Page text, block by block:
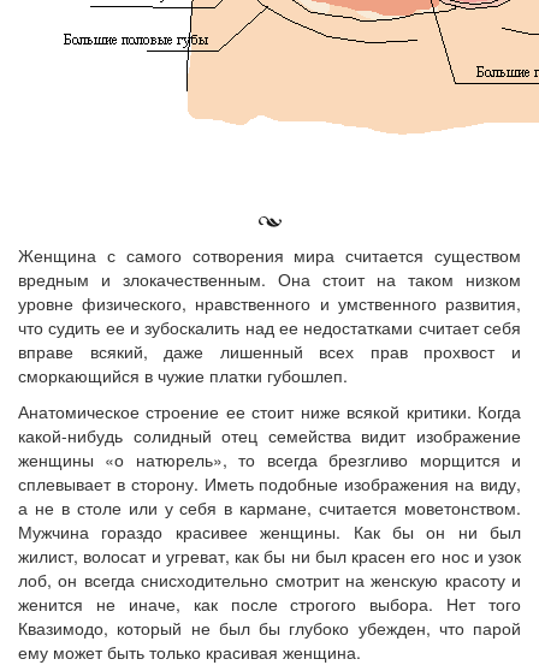
Женщина с самого сотворения мира считается существом
вредным и злокачественным. Она стоит на таком низком
уровне физического, нравственного и умственного развития,
что судить ее и зубоскалить над ее недостатками считает себя
вправе всякий, даже лишенный всех прав прохвост и
сморкающийся в чужие платки губошлеп.
Анатомическое строение ее стоит ниже всякой критики. Когда
какой-нибудь солидный отец семейства видит изображение
женщины «о натюрель», то всегда брезгливо морщится и
сплевывает в сторону. Иметь подобные изображения на виду,
а не в столе или у себя в кармане, считается моветонством.
Мужчина гораздо красивее женщины. Как бы он ни был
жилист, волосат и угреват, как бы ни был красен его нос и узок
лоб, он всегда снисходительно смотрит на женскую красоту и
женится не иначе, как после строгого выбора. Нет того
Квазимодо, который не был бы глубоко убежден, что парой
ему может быть только красивая женщина.